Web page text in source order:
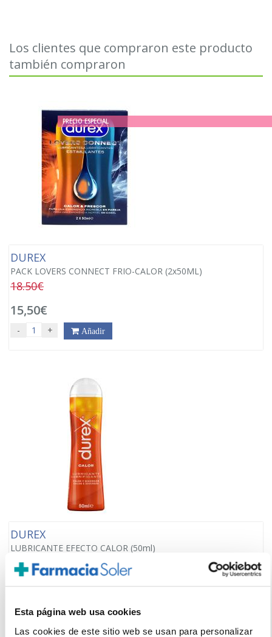
Esta página web usa cookies
Las cookies de este sitio web se usan para personalizar
Los clientes que compraron este producto
también compraron
PRECIO ESPECIAL
DUREX
PACK LOVERS CONNECT FRIO-CALOR (2x50ML)
18.50€
15,50€
- + Añadir
DUREX
LUBRICANTE EFECTO CALOR (50ml)
9,40€